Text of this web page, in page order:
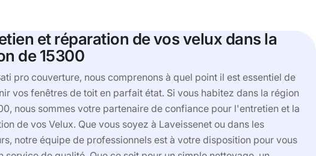
et réparation de vos velux dans la
de 15300
pro couverture, nous comprenons à quel point il est essentiel de
vos fenêtres de toit en parfait état. Si vous habitez dans la région
nous sommes votre partenaire de confiance pour l'entretien et la
de vos Velux. Que vous soyez à Laveissenet ou dans les
notre équipe de professionnels est à votre disposition pour vous